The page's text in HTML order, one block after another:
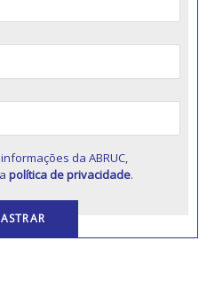
da ABRUC,
política de privacidade.